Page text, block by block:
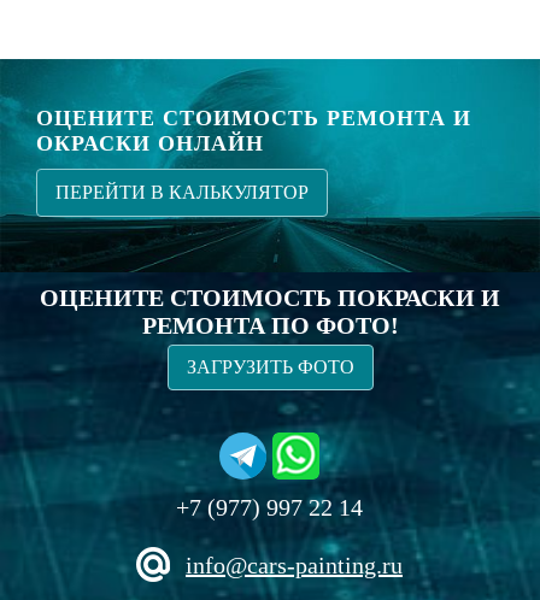
ОЦЕНИТЕ СТОИМОСТЬ РЕМОНТА И
ОКРАСКИ ОНЛАЙН
ПЕРЕЙТИ В КАЛЬКУЛЯТОР
ОЦЕНИТЕ СТОИМОСТЬ ПОКРАСКИ И
РЕМОНТА ПО ФОТО!
ЗАГРУЗИТЬ ФОТО
+7 (977) 997 22 14
info@cars-painting.ru